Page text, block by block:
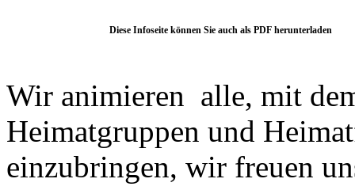
Diese Infoseite können Sie auch als PDF herunterladen
Wir animieren alle, mit
Heimatgruppen und
einzubringen, wir freuen